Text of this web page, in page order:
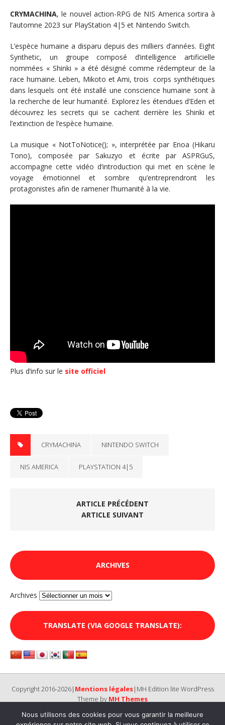
CRYMACHINA, le nouvel action-RPG de NIS America sortira à
l’automne 2023 sur PlayStation 4|5 et Nintendo Switch.
L’espèce humaine a disparu depuis des milliers d’années. Eight
Synthetic, un groupe composé d’intelligence artificielle
nommées « Shinki » a été désigné comme rédempteur de la
race humaine. Leben, Mikoto et Ami, trois corps synthétiques
dans lesquels ont été installé une conscience humaine sont à
la recherche de leur humanité. Explorez les étendues d’Eden et
découvrez les secrets qui se cachent derrière les Shinki et
l’extinction de l’espèce humaine.
La musique « NotToNotice(); », interprétée par Enoa (Hikaru
Tono), composée par Sakuzyo et écrite par ASPRGuS,
accompagne cette vidéo d’introduction qui met en scène le
voyage émotionnel et sombre qu’entreprendront les
protagonistes afin de ramener l’humanité à la vie.
Plus d’info sur le site officiel
CRYMACHINA NINTENDO SWITCH
NIS AMERICA PLAYSTATION 4|5
ARTICLE PRÉCÉDENT
ARTICLE SUIVANT
ARCHIVES
Archives
TRANSLATE (VIA GOOGLE TRANSLATE):
Copyright 2016-2026| Mentions légales|MH Edition lite WordPress
Theme by MH Themes
Nous utilisons des cookies pour vous garantir la meilleure